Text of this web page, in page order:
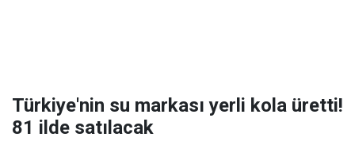
Türkiye'nin su markası yerli kola üretti!
81 ilde satılacak